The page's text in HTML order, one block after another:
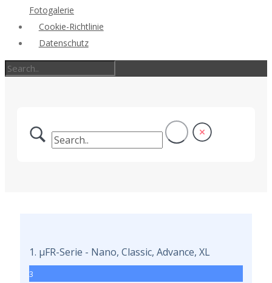
Fotogalerie
Cookie-Richtlinie
Datenschutz
1. μFR-Serie - Nano, Classic, Advance, XL
3